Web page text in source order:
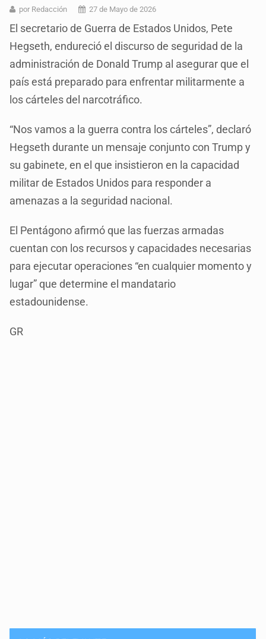
por Redacción 27 de Mayo de 2026
El secretario de Guerra de Estados Unidos, Pete
Hegseth, endureció el discurso de seguridad de la
administración de Donald Trump al asegurar que el
país está preparado para enfrentar militarmente a
los cárteles del narcotráfico.
“Nos vamos a la guerra contra los cárteles”, declaró
Hegseth durante un mensaje conjunto con Trump y
su gabinete, en el que insistieron en la capacidad
militar de Estados Unidos para responder a
amenazas a la seguridad nacional.
El Pentágono afirmó que las fuerzas armadas
cuentan con los recursos y capacidades necesarias
para ejecutar operaciones “en cualquier momento y
lugar” que determine el mandatario
estadounidense.
GR